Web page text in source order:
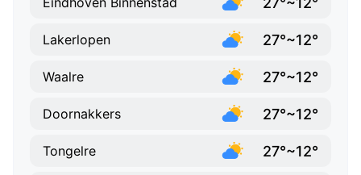
Lakerlopen 27°~12°
Waalre 27°~12°
Doornakkers 27°~12°
Tongelre 27°~12°